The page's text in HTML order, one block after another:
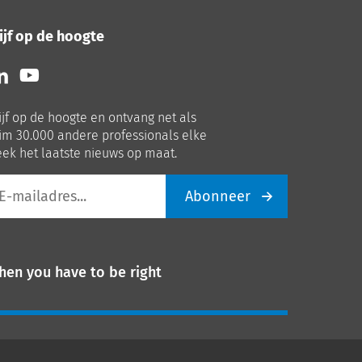
op de hoogte
Volg
ons
Youtube
op de hoogte en ontvang net als
30.000 andere professionals elke
het laatste nieuws op maat.
Abonneer
you have to be right